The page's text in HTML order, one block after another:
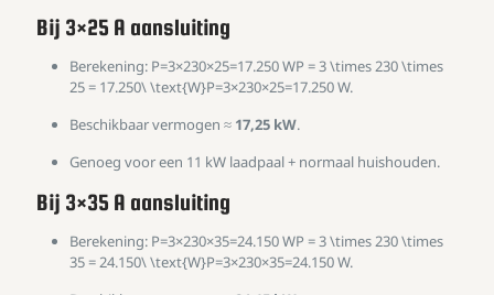
Bij 3×25 A aansluiting
Berekening: P=3×230×25=17.250 WP = 3 \times 230 \times
25 = 17.250\ \text{W}P=3×230×25=17.250W.
Beschikbaar vermogen ≈ 17,25 kW.
Genoeg voor een 11 kW laadpaal + normaal huishouden.
Bij 3×35 A aansluiting
Berekening: P=3×230×35=24.150 WP = 3 \times 230 \times
35 = 24.150\ \text{W}P=3×230×35=24.150W.